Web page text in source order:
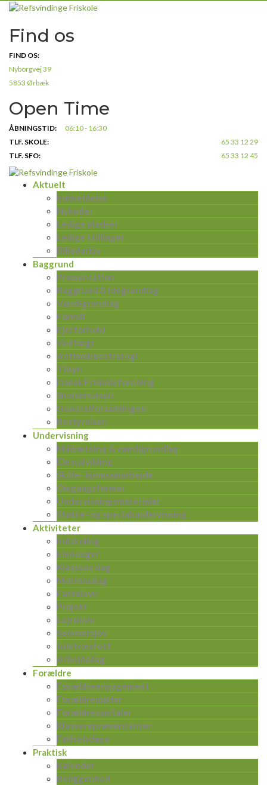
Skip
content
Find os
FIND OS:
Nyborgvej 39
5853 Ørbæk
Open Time
ÅBNINGSTID:
06:10 - 16:30
TLF. SKOLE:
65 33 12 29
TLF. SFO:
65 33 12 45
Aktuelt
Indmeldelse
Nyheder
Ledige pladser
Ledige stillinger
Billedarkiv
Baggrund
Præsentation
Baggrund & Idégrundlag
Værdigrundlag
Formål
Ejerforhold
Vedtægt
Antimobbestrategi
Tilsyn
Dansk Friskoleforening
Skolekredsen
Generalforsamlingen
Bestyrelsen
Undervisning
Målsætning & værdigrundlag
Elevudvikling
Skole- hjemsamarbejde
Omgangsformer
Undervisningsmaterialer
Støtte- og specialundervisning
Aktiviteter
Indskoling
Emneuger
Klassens dag
Motionsdag
Fastelavn
Projekt
Lejrskole
Sommersjov
Juletræsfest
Arbejdsdag
Forældre
Forældreengagement
Forældremøder
Forældresamtaler
Klasserepræsentanter
Fødselsdage
Praktisk
Kalender
Beliggenhed